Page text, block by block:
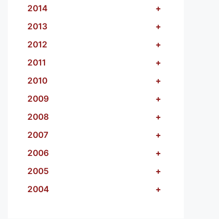
2014
+
2013
+
2012
+
2011
+
2010
+
2009
+
2008
+
2007
+
2006
+
2005
+
2004
+